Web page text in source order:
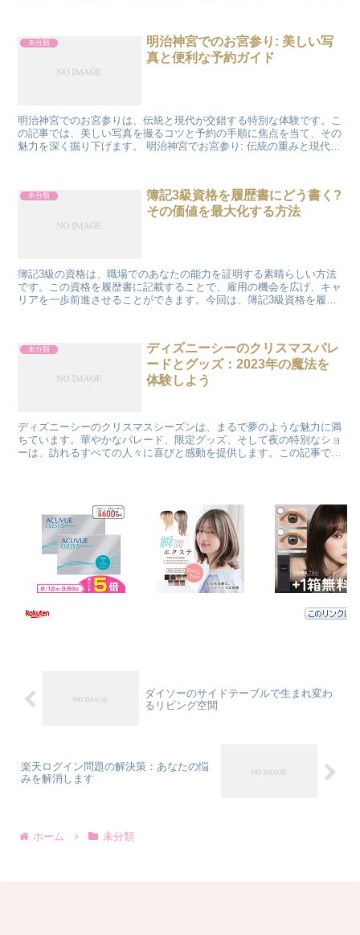
未分類
明治神宮でのお宮参り: 美しい写
真と便利な予約ガイド
明治神宮でのお宮参りは、伝統と現代が交錯する特別な体験です。こ
の記事では、美しい写真を撮るコツと予約の手順に焦点を当て、その
魅力を深く掘り下げます。 明治神宮でお宮参り: 伝統の重みと現代の
未分類
簿記3級資格を履歴書にどう書く?
その価値を最大化する方法
簿記3級の資格は、職場でのあなたの能力を証明する素晴らしい方法
です。この資格を履歴書に記載することで、雇用の機会を広げ、キャ
リアを一歩前進させることができます。今回は、簿記3級資格を履歴
未分類
ディズニーシーのクリスマスパレ
ードとグッズ：2023年の魔法を
体験しよう
ディズニーシーのクリスマスシーズンは、まるで夢のような魅力に満
ちています。華やかなパレード、限定グッズ、そして夜の特別なショ
ーは、訪れるすべての人々に喜びと感動を提供します。この記事で
ダイソーのサイドテーブルで生まれ変わ
るリビング空間
楽天ログイン問題の解決策：あなたの悩
みを解消します
ホーム 未分類